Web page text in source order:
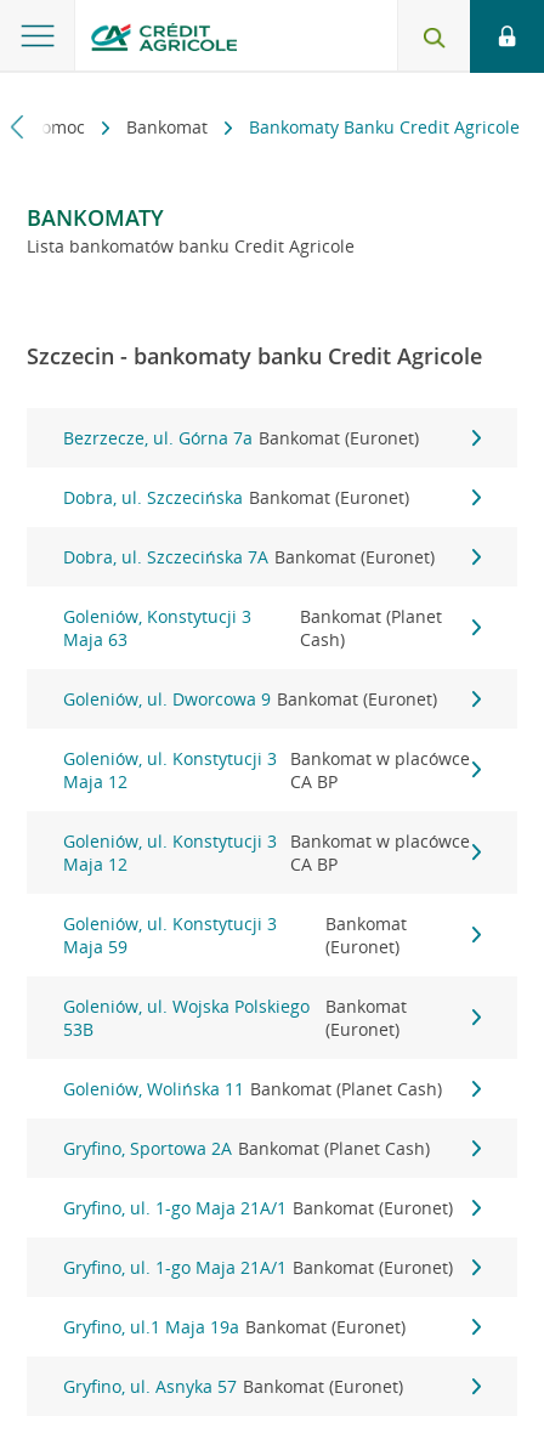
i pomoc Bankomat Bankomaty Banku Credit Agricole
BANKOMATY
Lista bankomatów banku Credit Agricole
Szczecin - bankomaty banku Credit Agricole
Bezrzecze, ul. Górna 7a Bankomat (Euronet)
Dobra, ul. Szczecińska Bankomat (Euronet)
Dobra, ul. Szczecińska 7A Bankomat (Euronet)
Goleniów, Konstytucji 3
Maja 63
Bankomat (Planet
Cash)
Goleniów, ul. Dworcowa 9 Bankomat (Euronet)
Goleniów, ul. Konstytucji 3
Maja 12
Bankomat w placówce
CA BP
Goleniów, ul. Konstytucji 3
Maja 12
Bankomat w placówce
CA BP
Goleniów, ul. Konstytucji 3
Maja 59
Bankomat
(Euronet)
Goleniów, ul. Wojska Polskiego
53B
Bankomat
(Euronet)
Goleniów, Wolińska 11 Bankomat (Planet Cash)
Gryfino, Sportowa 2A Bankomat (Planet Cash)
Gryfino, ul. 1-go Maja 21A/1 Bankomat (Euronet)
Gryfino, ul. 1-go Maja 21A/1 Bankomat (Euronet)
Gryfino, ul.1 Maja 19a Bankomat (Euronet)
Gryfino, ul. Asnyka 57 Bankomat (Euronet)